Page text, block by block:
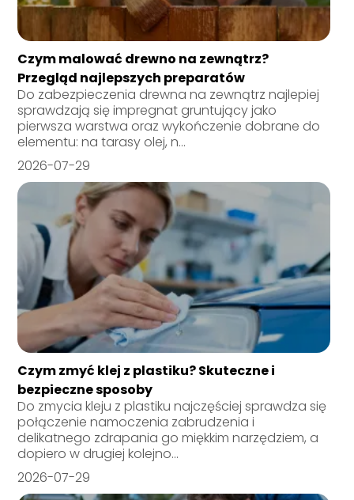
Czym malować drewno na zewnątrz?
Przegląd najlepszych preparatów
Do zabezpieczenia drewna na zewnątrz najlepiej
sprawdzają się impregnat gruntujący jako
pierwsza warstwa oraz wykończenie dobrane do
elementu: na tarasy olej, n...
2026-07-29
Czym zmyć klej z plastiku? Skuteczne i
bezpieczne sposoby
Do zmycia kleju z plastiku najczęściej sprawdza się
połączenie namoczenia zabrudzenia i
delikatnego zdrapania go miękkim narzędziem, a
dopiero w drugiej kolejno...
2026-07-29